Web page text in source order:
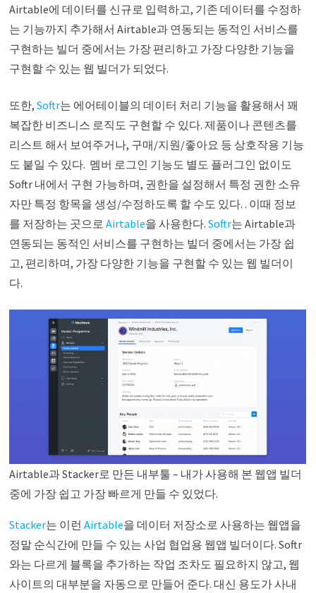
Airtable에 데이터를 신규로 입력하고, 기존 데이터를 수정하
는 기능까지 추가해서 Airtable과 연동되는 동적인 서비스를
구현하는 빌더 중에서는 가장 편리하고 가장 다양한 기능을
구현할 수 있는 웹 빌더가 되었다.
또한,Softr는 에어테이블의 데이터 처리 기능을 활용해서 꽤
복잡한 비즈니스 로직도 구현할 수 있다. 제품이나 콘텐츠를
리스트 해서 보여주거나, 구매/지원/좋아요 등 상호작용 기능
도 붙일 수 있다. 멤버 로그인 기능도 별도 플러그인 없이도
Softr 내에서 구현 가능하며, 권한을 설정해서 특정 권한 소유
자만 특정 항목을 생성/수정하도록 할 수도 있다. . 이때 정보
를 저장하는 곳으로Airtable을 사용한다.Softr는 Airtable과
연동되는 동적인 서비스를 구현하는 빌더 중에서는 가장 쉽
고, 편리하며, 가장 다양한 기능을 구현할 수 있는 웹 빌더이
다.
Airtable과 Stacker로 만든 내부툴 – 내가 사용해 본 웹앱 빌더
중에 가장 쉽고 가장 빠르게 만들 수 있었다.
Stacker는 이런Airtable을 데이터 저장소로 사용하는 웹앱을
정말 순식간에 만들 수 있는 사업 협업용 웹앱 빌더이다. Softr
와는 다르게 블록을 추가하는 작업 조차도 필요하지 않고, 웹
사이트의 대부분을 자동으로 만들어 준다. 대신 용도가 사내